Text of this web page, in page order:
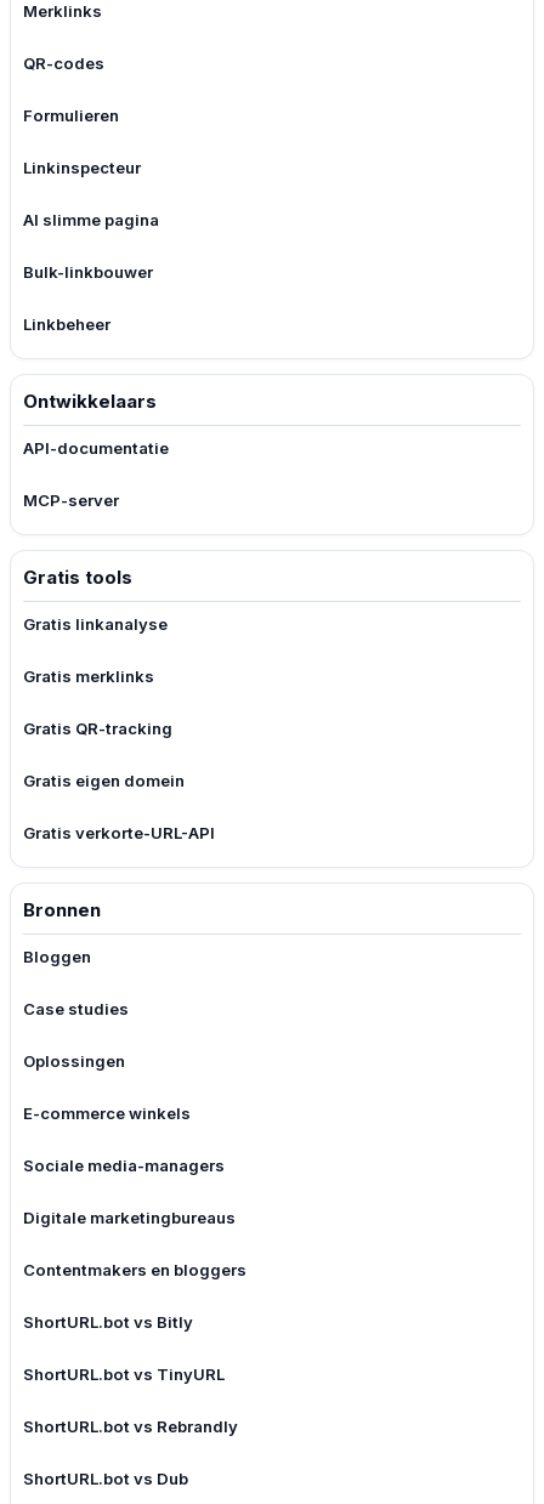
Merklinks
QR-codes
Formulieren
Linkinspecteur
AI slimme pagina
Bulk-linkbouwer
Linkbeheer
Ontwikkelaars
API-documentatie
MCP-server
Gratis tools
Gratis linkanalyse
Gratis merklinks
Gratis QR-tracking
Gratis eigen domein
Gratis verkorte-URL-API
Bronnen
Bloggen
Case studies
Oplossingen
E-commerce winkels
Sociale media-managers
Digitale marketingbureaus
Contentmakers en bloggers
ShortURL.bot vs Bitly
ShortURL.bot vs TinyURL
ShortURL.bot vs Rebrandly
ShortURL.bot vs Dub